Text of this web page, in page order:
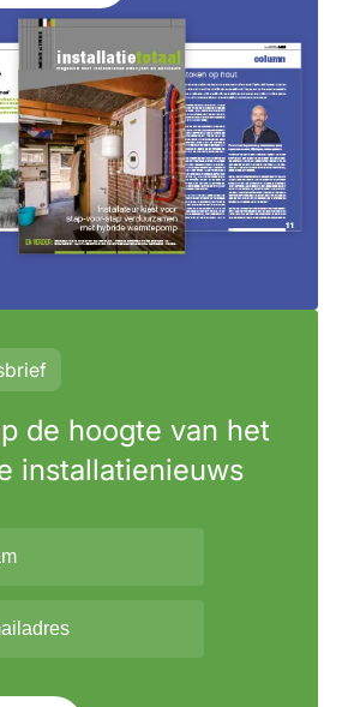
de hoogte van het
installatienieuws